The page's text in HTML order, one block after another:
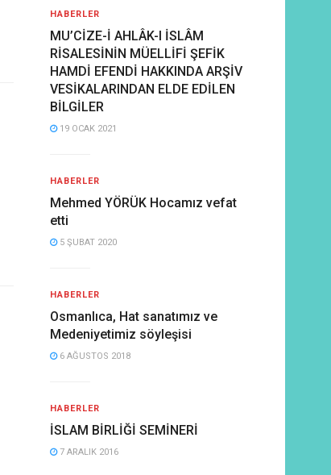
HABERLER
MU’CİZE-İ AHLÂK-I İSLÂM
RİSALESİNİN MÜELLİFİ ŞEFİK
HAMDİ EFENDİ HAKKINDA ARŞİV
VESİKALARINDAN ELDE EDİLEN
BİLGİLER
19 OCAK 2021
HABERLER
Mehmed YÖRÜK Hocamız vefat
etti
5 ŞUBAT 2020
HABERLER
Osmanlıca, Hat sanatımız ve
Medeniyetimiz söyleşisi
6 AĞUSTOS 2018
HABERLER
İSLAM BİRLİĞİ SEMİNERİ
7 ARALIK 2016